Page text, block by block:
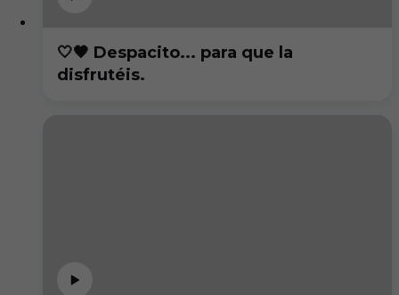
🤍🖤 Despacito... para que la
disfrutéis.